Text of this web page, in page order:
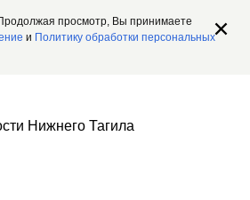
просмотр, Вы принимаете
и Политику обработки персональных
Нижнего Тагила